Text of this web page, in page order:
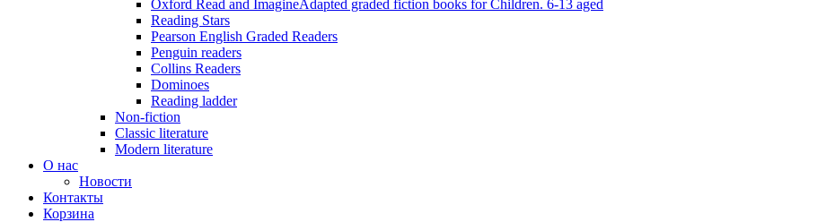
Oxford Read and ImagineAdapted graded fiction books for Children. 6-13 aged
Reading Stars
Pearson English Graded Readers
Penguin readers
Collins Readers
Dominoes
Reading ladder
Non-fiction
Classic literature
Modern literature
О нас
Новости
Контакты
Корзина